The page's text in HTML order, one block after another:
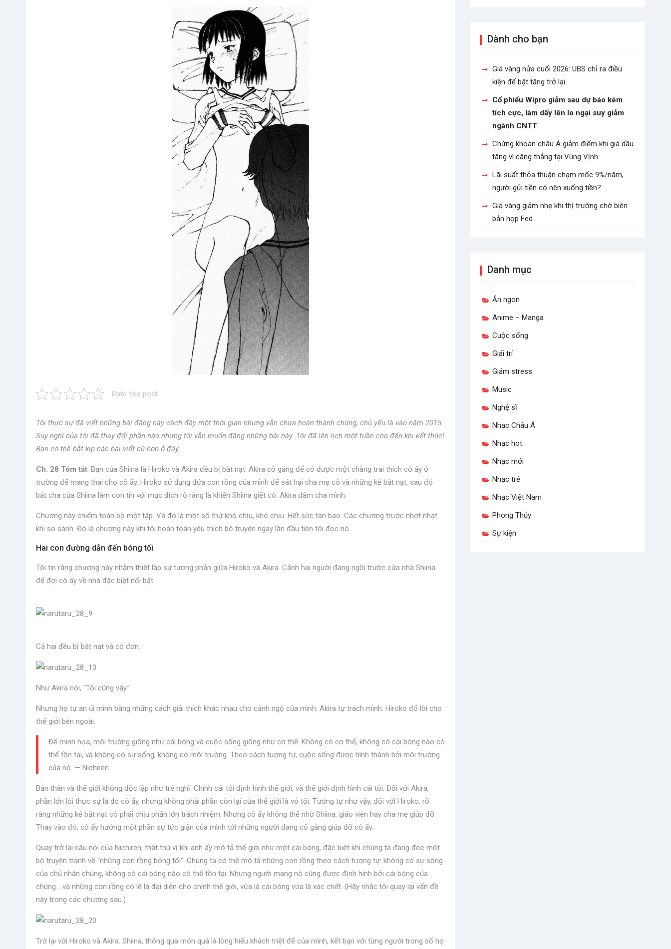
Rate this post
Tôi thực sự đã viết những bài đăng này cách đây một thời gian nhưng vẫn chưa hoàn thành chúng, chủ yếu là vào năm 2015.
Suy nghĩ của tôi đã thay đổi phần nào nhưng tôi vẫn muốn đăng những bài này. Tôi đã lên lịch một tuần cho đến khi kết thúc!
Bạn có thể bắt kịp các bài viết cũ hơn ở đây.
Ch. 28 Tóm tắt: Bạn của Shiina là Hiroko và Akira đều bị bắt nạt. Akira cố gắng để có được một chàng trai thích cô ấy ở
trường để mang thai cho cô ấy. Hiroko sử dụng đứa con rồng của mình để sát hại cha mẹ cô và những kẻ bắt nạt, sau đó
bắt cha của Shiina làm con tin với mục đích rõ ràng là khiến Shiina giết cô. Akira đâm cha mình.
Chương này chiếm toàn bộ một tập. Và đó là một số thứ khó chịu, khó chịu. Hết sức tàn bạo. Các chương trước nhợt nhạt
khi so sánh. Đó là chương này khi tôi hoàn toàn yêu thích bộ truyện ngay lần đầu tiên tôi đọc nó.
Hai con đường dẫn đến bóng tối
Tôi tin rằng chương này nhằm thiết lập sự tương phản giữa Hiroko và Akira. Cảnh hai người đang ngồi trước cửa nhà Shiina
để đợi cô ấy về nhà đặc biệt nổi bật:
Cả hai đều bị bắt nạt và cô đơn.
Như Akira nói, “Tôi cũng vậy.”
Nhưng họ tự an ủi mình bằng những cách giải thích khác nhau cho cảnh ngộ của mình. Akira tự trách mình. Hiroko đổ lỗi cho
thế giới bên ngoài.
Để minh họa, môi trường giống như cái bóng và cuộc sống giống như cơ thể. Không có cơ thể, không có cái bóng nào có
thể tồn tại, và không có sự sống, không có môi trường. Theo cách tương tự, cuộc sống được hình thành bởi môi trường
của nó. — Nichiren
Bản thân và thế giới không độc lập như trẻ nghĩ. Chính cái tôi định hình thế giới, và thế giới định hình cái tôi. Đối với Akira,
phần lớn lỗi thực sự là do cô ấy, nhưng không phải phần còn lại của thế giới là vô tội. Tương tự như vậy, đối với Hiroko, rõ
ràng những kẻ bắt nạt cô phải chịu phần lớn trách nhiệm. Nhưng cô ấy không thể nhờ Shiina, giáo viên hay cha mẹ giúp đỡ.
Thay vào đó, cô ấy hướng một phần sự tức giận của mình tới những người đang cố gắng giúp đỡ cô ấy.
Quay trở lại câu nói của Nichiren, thật thú vị khi anh ấy mô tả thế giới như một cái bóng, đặc biệt khi chúng ta đang đọc một
bộ truyện tranh về “những con rồng bóng tối”. Chúng ta có thể mô tả những con rồng theo cách tương tự: không có sự sống
của chủ nhân chúng, không có cái bóng nào có thể tồn tại. Nhưng người mang nó cũng được định hình bởi cái bóng của
chúng… và những con rồng có lẽ là đại diện cho chính thế giới, vừa là cái bóng vừa là xác chết. (Hãy nhắc tôi quay lại vấn đề
này trong các chương sau.)
Trở lại với Hiroko và Akira. Shiina, thông qua món quà là lòng hiếu khách triệt để của mình, kết bạn với từng người trong số họ
Dành cho bạn
Giá vàng nửa cuối 2026: UBS chỉ ra điều
kiện để bật tăng trở lại
Cổ phiếu Wipro giảm sau dự báo kém
tích cực, làm dấy lên lo ngại suy giảm
ngành CNTT
Chứng khoán châu Á giảm điểm khi giá dầu
tăng vì căng thẳng tại Vùng Vịnh
Lãi suất thỏa thuận chạm mốc 9%/năm,
người gửi tiền có nên xuống tiền?
Giá vàng giảm nhẹ khi thị trường chờ biên
bản họp Fed
Danh mục
Ăn ngon
Anime – Manga
Cuộc sống
Giải trí
Giảm stress
Music
Nghệ sĩ
Nhạc Châu Á
Nhạc hot
Nhạc mới
Nhạc trẻ
Nhạc Việt Nam
Phong Thủy
Sự kiện